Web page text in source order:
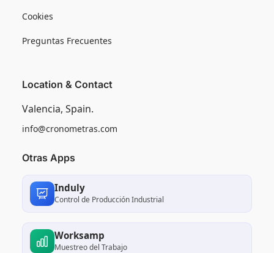
Cookies
Preguntas Frecuentes
Location & Contact
Valencia, Spain.
info@cronometras.com
Otras Apps
Induly
Control de Producción Industrial
Worksamp
Muestreo del Trabajo